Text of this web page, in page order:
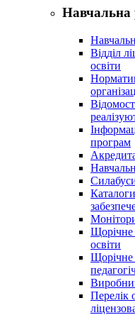
Навчальна
Відділ
освіти
програм
Щорічне
освіти
Щорічне
Перелік